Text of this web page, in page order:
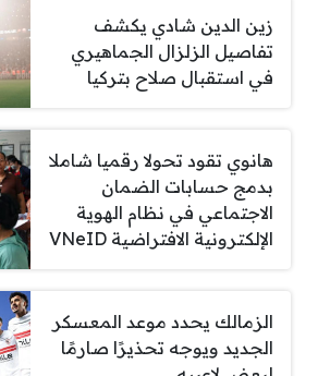
زين الدين شادي يكشف
تفاصيل الزلزال الجماهيري
في استقبال صلاح بتركيا
هانوي تقود تحولا رقميا شاملا
بدمج حسابات الضمان
الاجتماعي في نظام الهوية
الإلكترونية الافتراضية VNeID
الزمالك يحدد موعد المعسكر
الجديد ويوجه تحذيرًا صارمًا